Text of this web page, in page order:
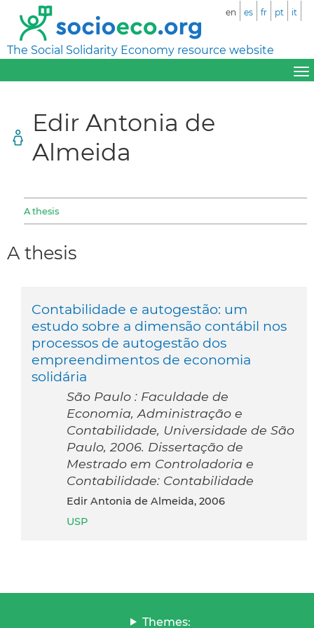
The Social Solidarity Economy resource website
en es fr pt it
Edir Antonia de
Almeida
A thesis
A thesis
Contabilidade e autogestão: um
estudo sobre a dimensão contábil nos
processos de autogestão dos
empreendimentos de economia
solidária
São Paulo : Faculdade de
Economia, Administração e
Contabilidade, Universidade de São
Paulo, 2006. Dissertação de
Mestrado em Controladoria e
Contabilidade: Contabilidade
Edir Antonia de Almeida, 2006
USP
Themes: